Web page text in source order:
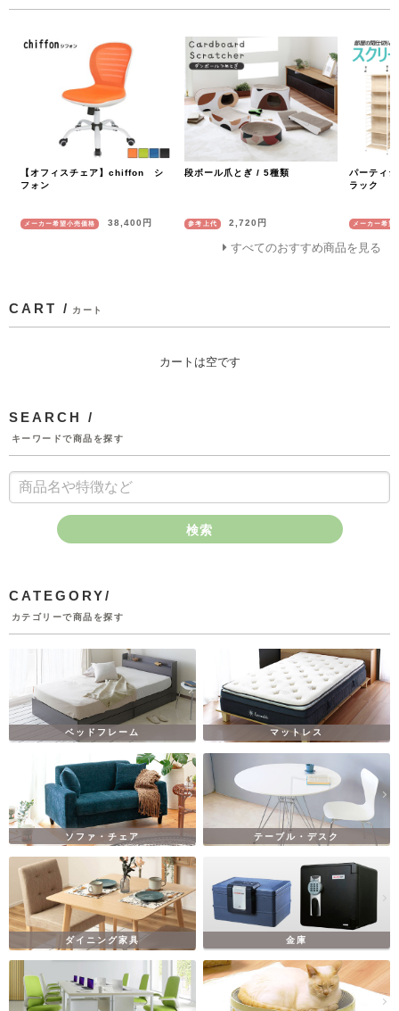
【オフィスチェア】chiffon シ
フォン
メーカー希望小売価格 38,400円
段ボール爪とぎ / 5種類
参考上代 2,720円
パーティ
ラック
メーカー希望
すべてのおすすめ商品を見る
CART / カート
カートは空です
SEARCH /
キーワードで商品を探す
検索
CATEGORY/
カテゴリーで商品を探す
ベッドフレーム マットレス
ソファ・チェア テーブル・デスク
ダイニング家具 金庫